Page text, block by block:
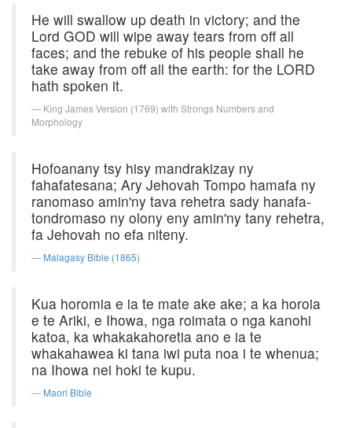
He will swallow up death in victory; and the
Lord GOD will wipe away tears from off all
faces; and the rebuke of his people shall he
take away from off all the earth: for the LORD
hath spoken it.
King James Version (1769) with Strongs Numbers and
Morphology
Hofoanany tsy hisy mandrakizay ny
fahafatesana; Ary Jehovah Tompo hamafa ny
ranomaso amin'ny tava rehetra sady hanafa-
tondromaso ny olony eny amin'ny tany rehetra,
fa Jehovah no efa niteny.
Malagasy Bible (1865)
Kua horomia e ia te mate ake ake; a ka horoia
e te Ariki, e Ihowa, nga roimata o nga kanohi
katoa, ka whakakahoretia ano e ia te
whakahawea ki tana iwi puta noa i te whenua;
na Ihowa nei hoki te kupu.
Maori Bible